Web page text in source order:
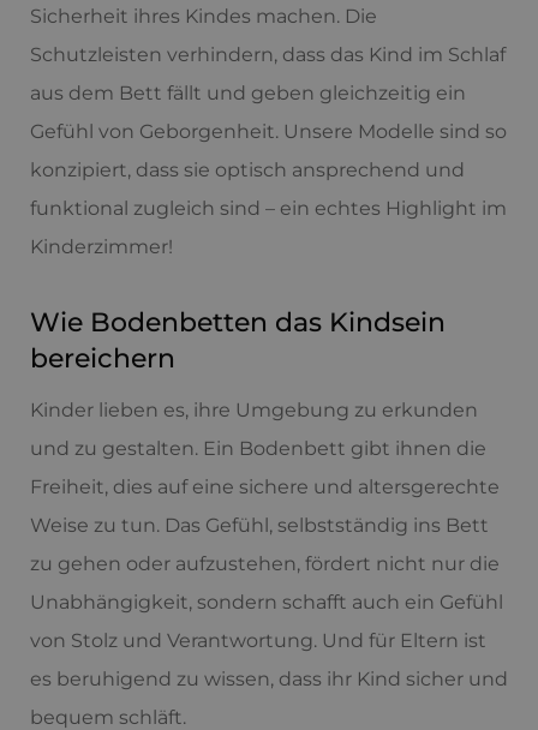
Sicherheit ihres Kindes machen. Die
Schutzleisten verhindern, dass das Kind im Schlaf
aus dem Bett fällt und geben gleichzeitig ein
Gefühl von Geborgenheit. Unsere Modelle sind so
konzipiert, dass sie optisch ansprechend und
funktional zugleich sind – ein echtes Highlight im
Kinderzimmer!
Wie Bodenbetten das Kindsein
bereichern
Kinder lieben es, ihre Umgebung zu erkunden
und zu gestalten. Ein Bodenbett gibt ihnen die
Freiheit, dies auf eine sichere und altersgerechte
Weise zu tun. Das Gefühl, selbstständig ins Bett
zu gehen oder aufzustehen, fördert nicht nur die
Unabhängigkeit, sondern schafft auch ein Gefühl
von Stolz und Verantwortung. Und für Eltern ist
es beruhigend zu wissen, dass ihr Kind sicher und
bequem schläft.